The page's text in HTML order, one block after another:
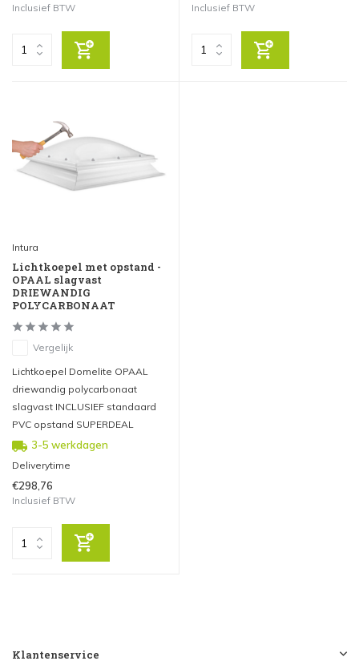
Inclusief BTW Inclusief BTW
Intura
Lichtkoepel met opstand -
OPAAL slagvast
DRIEWANDIG
POLYCARBONAAT
Vergelijk
Lichtkoepel Domelite OPAAL
driewandig polycarbonaat
slagvast INCLUSIEF standaard
PVC opstand SUPERDEAL
3-5 werkdagen
Deliverytime
€298,76
Inclusief BTW
Klantenservice